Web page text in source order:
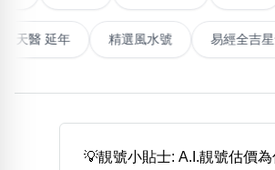
清除全部分類
888尾
999尾 777尾 9字頭 6
全大數字
5萬以上 生天延 全吉
能量生氣 天醫 延年 精選風水號
💡靚號小貼士: A.I.靚號估價